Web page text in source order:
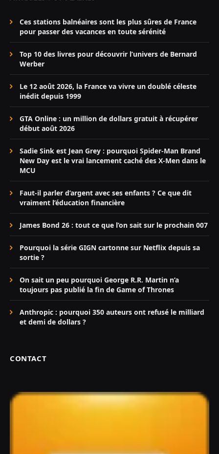
Ces stations balnéaires sont les plus sûres de France
pour passer des vacances en toute sérénité
Top 10 des livres pour découvrir l’univers de Bernard
Werber
Le 12 août 2026, la France va vivre un doublé céleste
inédit depuis 1999
GTA Online : un million de dollars gratuit à récupérer
début août 2026
Sadie Sink est Jean Grey : pourquoi Spider-Man Brand
New Day est le vrai lancement caché des X-Men dans le
MCU
Faut-il parler d’argent avec ses enfants ? Ce que dit
vraiment l’éducation financière
James Bond 26 : tout ce que l’on sait sur le prochain 007
Pourquoi la série GIGN cartonne sur Netflix depuis sa
sortie ?
On sait un peu pourquoi George R.R. Martin n’a
toujours pas publié la fin de Game of Thrones
Anthropic : pourquoi 350 auteurs ont refusé le milliard
et demi de dollars ?
CONTACT